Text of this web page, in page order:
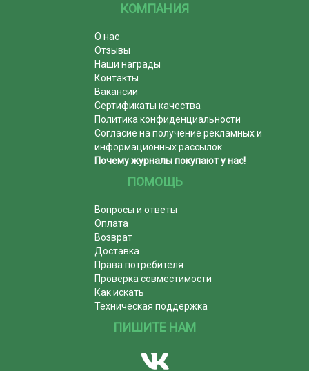
КОМПАНИЯ
О нас
Отзывы
Наши награды
Контакты
Вакансии
Сертификаты качества
Политика конфиденциальности
Согласие на получение рекламных и
информационных рассылок
Почему журналы покупают у нас!
ПОМОЩЬ
Вопросы и ответы
Оплата
Возврат
Доставка
Права потребителя
Проверка совместимости
Как искать
Техническая поддержка
ПИШИТЕ НАМ